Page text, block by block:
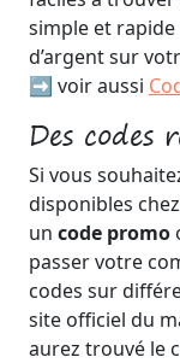
simple et
d’argent sur
➡️ voir aussi
Des
Si vous
disponibles
un code promo
passer votre
codes sur
site officiel du
aurez trouvé le